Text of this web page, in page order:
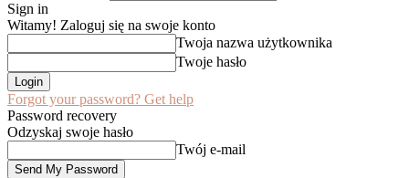
Sign in
Witamy! Zaloguj się na swoje konto
Twoja nazwa użytkownika
Twoje hasło
Forgot your password? Get help
Password recovery
Odzyskaj swoje hasło
Twój e-mail